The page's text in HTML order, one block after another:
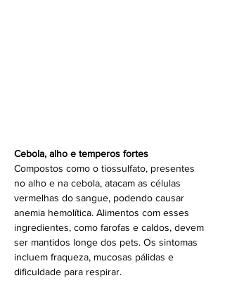
Cebola, alho e temperos fortes
Compostos como o tiossulfato, presentes
no alho e na cebola, atacam as células
vermelhas do sangue, podendo causar
anemia hemolítica. Alimentos com esses
ingredientes, como farofas e caldos, devem
ser mantidos longe dos pets. Os sintomas
incluem fraqueza, mucosas pálidas e
dificuldade para respirar.